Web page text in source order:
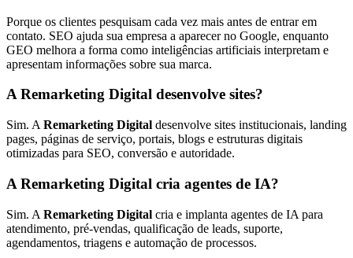
Porque os clientes pesquisam cada vez mais antes de entrar em
contato. SEO ajuda sua empresa a aparecer no Google, enquanto
GEO melhora a forma como inteligências artificiais interpretam e
apresentam informações sobre sua marca.
A Remarketing Digital desenvolve sites?
Sim. A Remarketing Digital desenvolve sites institucionais, landing
pages, páginas de serviço, portais, blogs e estruturas digitais
otimizadas para SEO, conversão e autoridade.
A Remarketing Digital cria agentes de IA?
Sim. A Remarketing Digital cria e implanta agentes de IA para
atendimento, pré-vendas, qualificação de leads, suporte,
agendamentos, triagens e automação de processos.